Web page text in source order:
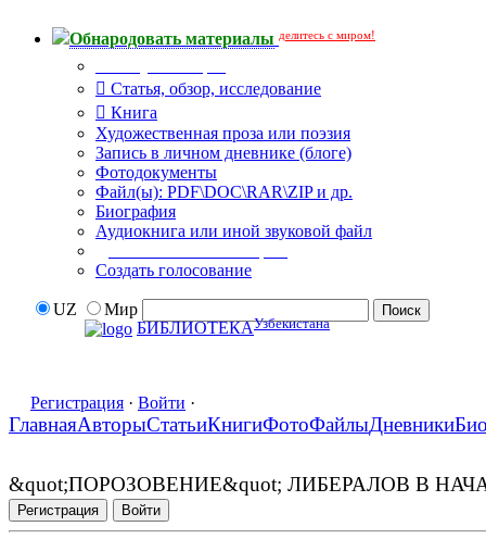
Обнародовать материалы делитесь с миром!
Статья, обзор, исследование
Книга
Художественная проза или поэзия
Запись в личном дневнике (блоге)
Фотодокументы
Файл(ы): PDF\DOC\RAR\ZIP и др.
Биография
Аудиокнига или иной звуковой файл
Создать голосование
UZ
Мир
БИБЛИОТЕКАУзбекистана
Регистрация · Войти ·
ГлавнаяАвторыСтатьиКнигиФотоФайлыДневники
&quot;ПОРОЗОВЕНИЕ&quot; ЛИБЕРАЛОВ В
Регистрация Войти